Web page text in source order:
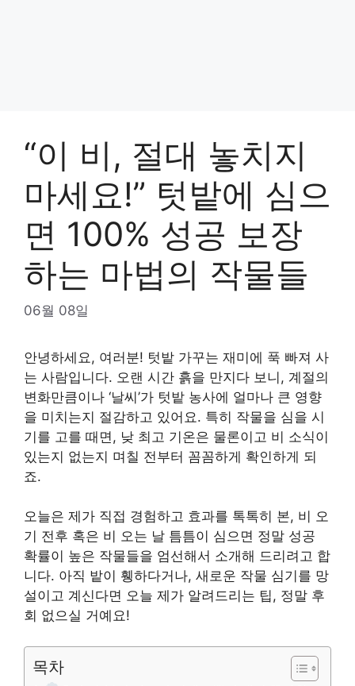
“이 비, 절대 놓치지
마세요!” 텃밭에 심으
면 100% 성공 보장
하는 마법의 작물들
06월 08일
안녕하세요, 여러분! 텃밭 가꾸는 재미에 푹 빠져 사
는 사람입니다. 오랜 시간 흙을 만지다 보니, 계절의
변화만큼이나 ‘날씨’가 텃밭 농사에 얼마나 큰 영향
을 미치는지 절감하고 있어요. 특히 작물을 심을 시
기를 고를 때면, 낮 최고 기온은 물론이고 비 소식이
있는지 없는지 며칠 전부터 꼼꼼하게 확인하게 되
죠.
오늘은 제가 직접 경험하고 효과를 톡톡히 본, 비 오
기 전후 혹은 비 오는 날 틈틈이 심으면 정말 성공
확률이 높은 작물들을 엄선해서 소개해 드리려고 합
니다. 아직 밭이 휑하다거나, 새로운 작물 심기를 망
설이고 계신다면 오늘 제가 알려드리는 팁, 정말 후
회 없으실 거예요!
목차